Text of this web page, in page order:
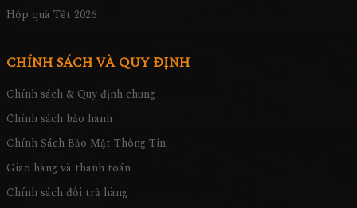
Hộp quà Tết 2026
CHÍNH SÁCH VÀ QUY ĐỊNH
Chính sách & Quy định chung
Chính sách bảo hành
Chính Sách Bảo Mật Thông Tin
Giao hàng và thanh toán
Chính sách đổi trả hàng